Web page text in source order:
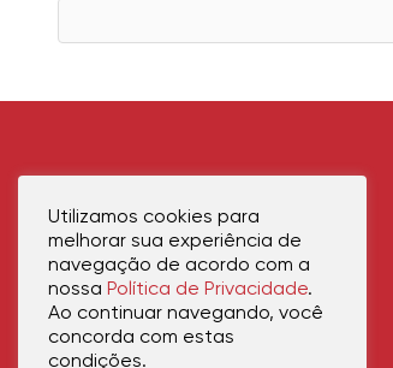
Utilizamos cookies para
melhorar sua experiência de
navegação de acordo com a
nossa Política de Privacidade.
Ao continuar navegando, você
concorda com estas
condições.